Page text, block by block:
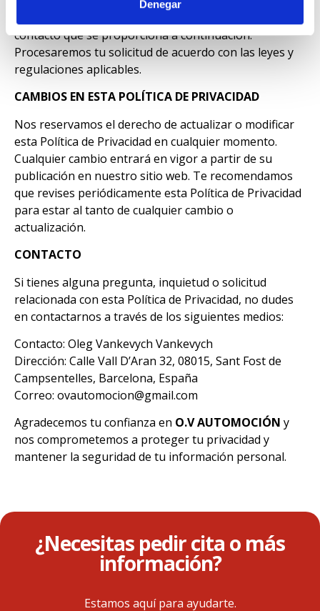
Denegar
contacto que se proporciona a continuación.
Procesaremos tu solicitud de acuerdo con las leyes y
regulaciones aplicables.
CAMBIOS EN ESTA POLÍTICA DE PRIVACIDAD
Nos reservamos el derecho de actualizar o modificar
esta Política de Privacidad en cualquier momento.
Cualquier cambio entrará en vigor a partir de su
publicación en nuestro sitio web. Te recomendamos
que revises periódicamente esta Política de Privacidad
para estar al tanto de cualquier cambio o
actualización.
CONTACTO
Si tienes alguna pregunta, inquietud o solicitud
relacionada con esta Política de Privacidad, no dudes
en contactarnos a través de los siguientes medios:
Contacto: Oleg Vankevych Vankevych
Dirección: Calle Vall D’Aran 32, 08015, Sant Fost de
Campsentelles, Barcelona, España
Correo: ovautomocion@gmail.com
Agradecemos tu confianza en O.V AUTOMOCIÓN y
nos comprometemos a proteger tu privacidad y
mantener la seguridad de tu información personal.
¿Necesitas pedir cita o más
información?
Estamos aquí para ayudarte.